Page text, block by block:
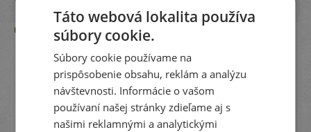
Táto webová lokalita používa
súbory cookie.
Súbory cookie používame na
prispôsobenie obsahu, reklám a analýzu
návštevnosti. Informácie o vašom
používaní našej stránky zdieľame aj s
našimi reklamnými a analytickými